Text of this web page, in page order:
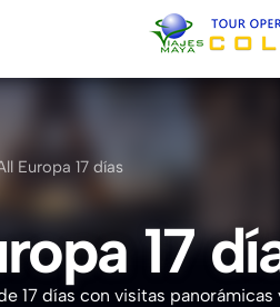
Europa 17 días
17
17 días con visitas